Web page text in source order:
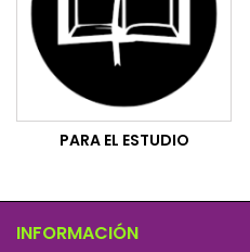
PARA EL ESTUDIO
INFORMACIÓN